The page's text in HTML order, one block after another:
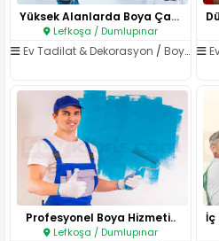
Yüksek Alanlarda Boya Çalışmas..
Lefkoşa / Dumlupınar
Ev Tadilat & Dekorasyon / Boya & Badana
Profesyonel Boya Hizmeti..
Lefkoşa / Dumlupınar